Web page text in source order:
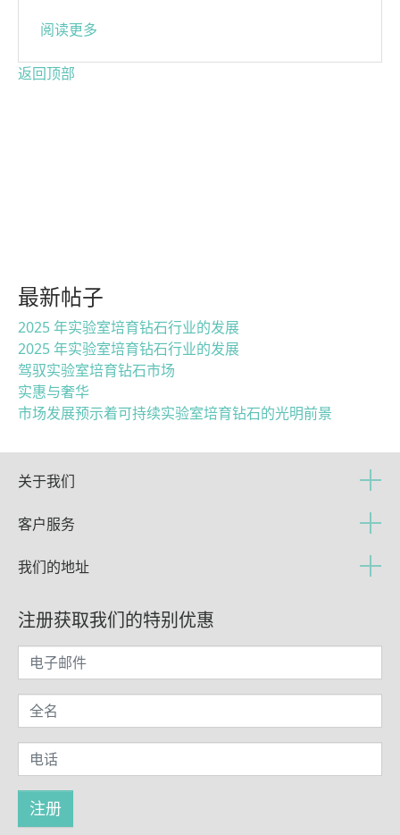
阅读更多
返回顶部
最新帖子
2025 年实验室培育钻石行业的发展
2025 年实验室培育钻石行业的发展
驾驭实验室培育钻石市场
实惠与奢华
市场发展预示着可持续实验室培育钻石的光明前景
关于我们
客户服务
我们的地址
注册获取我们的特别优惠